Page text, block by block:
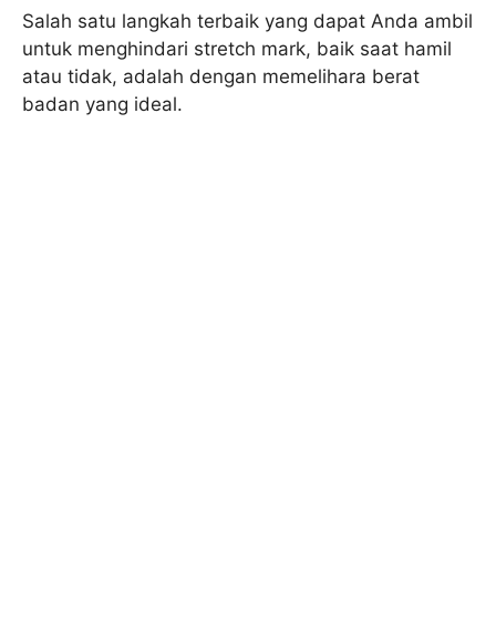
Salah satu langkah terbaik yang dapat Anda ambil
untuk menghindari stretch mark, baik saat hamil
atau tidak, adalah dengan memelihara berat
badan yang ideal.